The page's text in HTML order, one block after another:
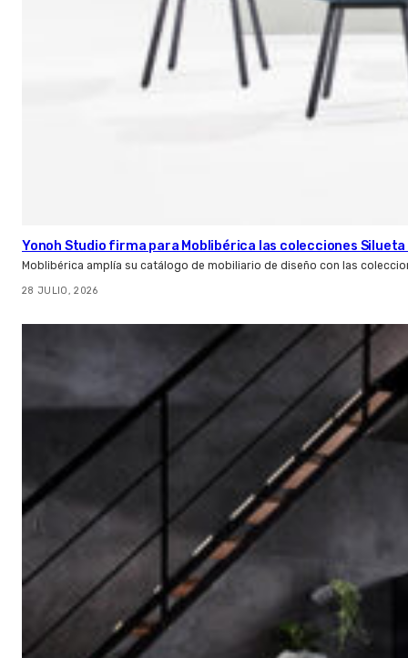
Yonoh Studio firma para Moblibérica las colecciones Silueta
Moblibérica amplía su catálogo de mobiliario de diseño con las
28 JULIO, 2026